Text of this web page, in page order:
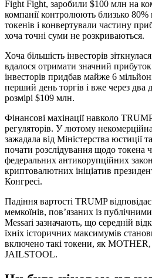
Fight Fight, заробили $100 млн на
компанії контролюють близько 80%
токенів і конвертували частину
хоча точні суми не розкриваються.
Хоча більшість інвесторів
вдалося отримати значний
інвесторів придбав майже 6
перший день торгів і вже через два
розмірі $109 млн.
Фінансові махінації навколо
регуляторів. У лютому
зажадала від Міністерства юстиції
почати розслідування щодо токена
федеральних антикорупційних
криптовалютних ініціатив
Конгресі.
Падіння вартості TRUMP
мемкоїнів, пов’язаних із
Messari зазначають, що середній
їхніх історичних максимумів
включено такі токени, як
JAILSTOOL.